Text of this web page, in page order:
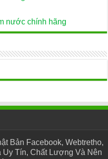
nước chính hãng
Bản Facebook, Webtretho,
Tín, Chất Lượng Và Nên